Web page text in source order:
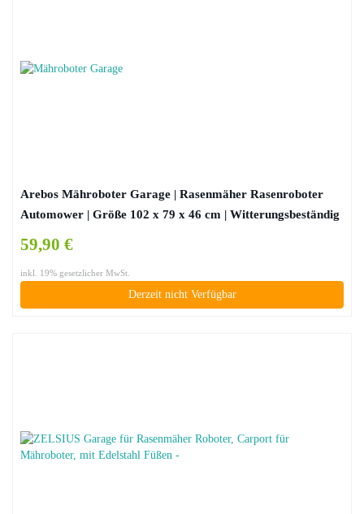
Arebos Mähroboter Garage | Rasenmäher Rasenroboter
Automower | Größe 102 x 79 x 46 cm | Witterungsbeständig
inkl. Montagematerial
59,90 €
inkl. 19% gesetzlicher MwSt.
Derzeit nicht Verfügbar